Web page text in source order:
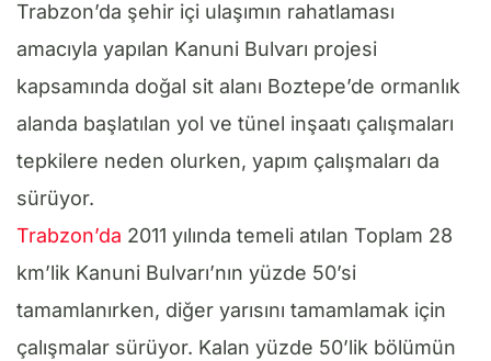
Trabzon’da şehir içi ulaşımın rahatlaması
amacıyla yapılan Kanuni Bulvarı projesi
kapsamında doğal sit alanı Boztepe’de ormanlık
alanda başlatılan yol ve tünel inşaatı çalışmaları
tepkilere neden olurken, yapım çalışmaları da
sürüyor.
Trabzon’da 2011 yılında temeli atılan Toplam 28
km’lik Kanuni Bulvarı’nın yüzde 50’si
tamamlanırken, diğer yarısını tamamlamak için
çalışmalar sürüyor. Kalan yüzde 50’lik bölümün